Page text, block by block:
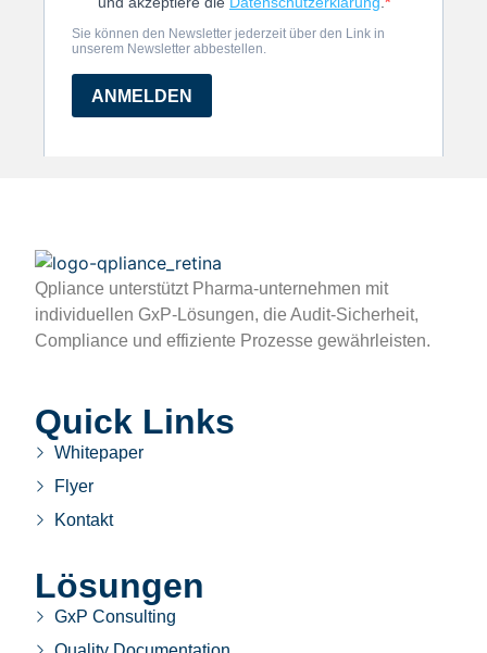
Qpliance unterstützt Pharma-unternehmen mit
individuellen GxP-Lösungen, die Audit-Sicherheit,
Compliance und effiziente Prozesse gewährleisten.
Quick Links
Whitepaper
Flyer
Kontakt
Lösungen
GxP Consulting